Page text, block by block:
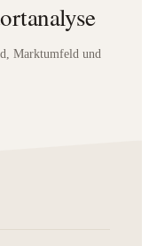
Marktumfeld und